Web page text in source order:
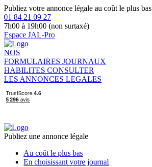
Publiez votre annonce légale au coût le plus bas
01 84 21 09 27
7h00 à 19h00 (non surtaxé)
Espace JAL-Pro
NOS
FORMULAIRES JOURNAUX
HABILITES CONSULTER
LES ANNONCES LEGALES
Publiez une annonce légale
Au coût le plus bas
En choisissant votre journal